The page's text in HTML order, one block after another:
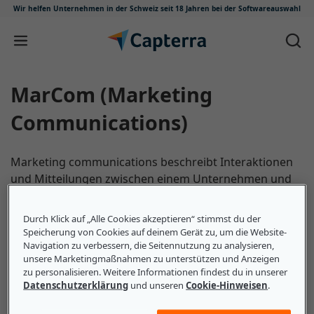
Wir helfen Unternehmen in der Schweiz seit 18 Jahren bei der Softwareauswahl
Zum Inhalt springen
MarCom (Marketing
Communications)
Marketing communications beschreibt Interaktionen
und Mitteilungen zwischen einem Unternehmen und
Online-Werbung sowie Printmedien und Prospekte.
Das sollten kleine und mittlere
Durch Klick auf „Alle Cookies akzeptieren“ stimmst du der
Speicherung von Cookies auf deinem Gerät zu, um die Website-
Navigation zu verbessern, die Seitennutzung zu analysieren,
unsere Marketingmaßnahmen zu unterstützen und Anzeigen
zu personalisieren. Weitere Informationen findest du in unserer
Datenschutzerklärung und unserenCookie-Hinweisen.